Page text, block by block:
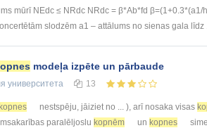
mūrī NEdc ≤ NRdc NRdc = β*Ab*fd
slodzēm a1 – attālums no sienas gala līdz
modeļa izpēte un pārbaude
университета 13
nestspēju, jāiziet no ... ), arī nosaka visas
paralēljoslu kopnēm un kopnes